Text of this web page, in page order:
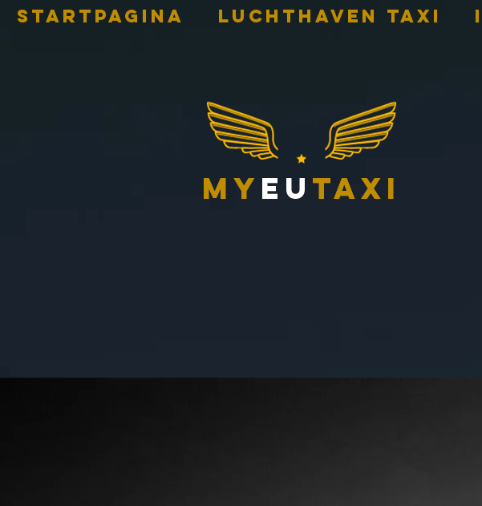
STARTPAGINA Luchthaven Taxi
my eu taxi